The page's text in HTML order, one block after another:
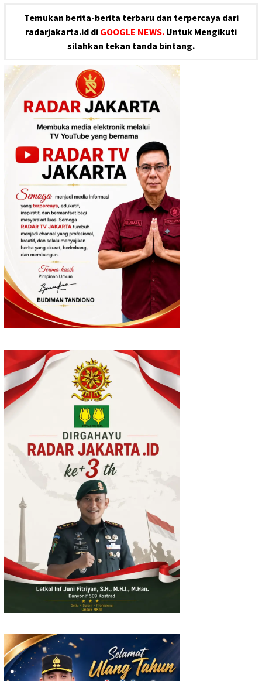
Temukan berita-berita terbaru dan terpercaya dari
radarjakarta.id di GOOGLE NEWS. Untuk Mengikuti
silahkan tekan tanda bintang.